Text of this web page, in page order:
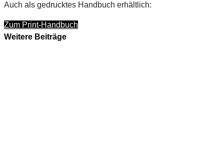
Auch als gedrucktes Handbuch erhältlich:
Zum Print-Handbuch
Weitere Beiträge